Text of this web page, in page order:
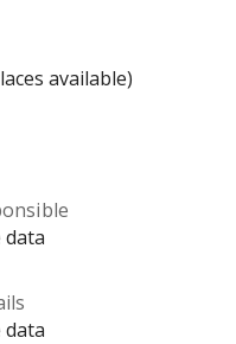
available)
data
data